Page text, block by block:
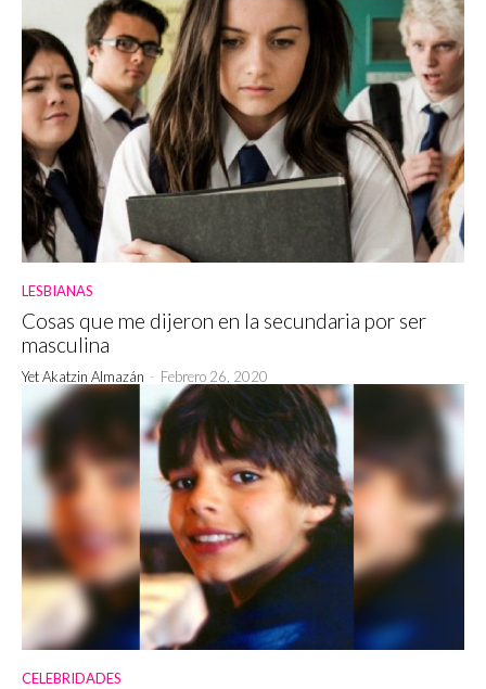
LESBIANAS
Cosas que me dijeron en la secundaria por ser
masculina
Yet Akatzin Almazán - Febrero 26, 2020
CELEBRIDADES